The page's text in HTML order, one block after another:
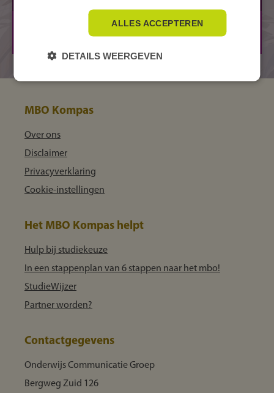
MBO Kompas
Over ons
Disclaimer
Privacyverklaring
Cookie-instellingen
Het MBO Kompas helpt
Hulp bij studiekeuze
In een stappenplan van 6 stappen naar het mbo!
StudieWijzer
Partner worden?
Contactgegevens
Onderwijs Communicatie Groep
Bergweg Zuid 126
ALLES ACCEPTEREN
DETAILS WEERGEVEN